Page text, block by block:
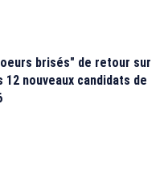
brisés" de retour sur
12 nouveaux candidats de